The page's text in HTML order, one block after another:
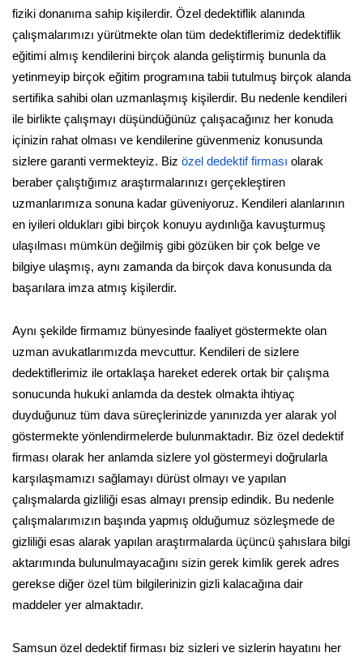
fiziki donanıma sahip kişilerdir. Özel dedektiflik alanında
çalışmalarımızı yürütmekte olan tüm dedektiflerimiz dedektiflik
eğitimi almış kendilerini birçok alanda geliştirmiş bununla da
yetinmeyip birçok eğitim programına tabii tutulmuş birçok alanda
sertifika sahibi olan uzmanlaşmış kişilerdir. Bu nedenle kendileri
ile birlikte çalışmayı düşündüğünüz çalışacağınız her konuda
içinizin rahat olması ve kendilerine güvenmeniz konusunda
sizlere garanti vermekteyiz. Biz özel dedektif firması olarak
beraber çalıştığımız araştırmalarınızı gerçekleştiren
uzmanlarımıza sonuna kadar güveniyoruz. Kendileri alanlarının
en iyileri oldukları gibi birçok konuyu aydınlığa kavuşturmuş
ulaşılması mümkün değilmiş gibi gözüken bir çok belge ve
bilgiye ulaşmış, aynı zamanda da birçok dava konusunda da
başarılara imza atmış kişilerdir.
Aynı şekilde firmamız bünyesinde faaliyet göstermekte olan
uzman avukatlarımızda mevcuttur. Kendileri de sizlere
dedektiflerimiz ile ortaklaşa hareket ederek ortak bir çalışma
sonucunda hukuki anlamda da destek olmakta ihtiyaç
duyduğunuz tüm dava süreçlerinizde yanınızda yer alarak yol
göstermekte yönlendirmelerde bulunmaktadır. Biz özel dedektif
firması olarak her anlamda sizlere yol göstermeyi doğrularla
karşılaşmamızı sağlamayı dürüst olmayı ve yapılan
çalışmalarda gizliliği esas almayı prensip edindik. Bu nedenle
çalışmalarımızın başında yapmış olduğumuz sözleşmede de
gizliliği esas alarak yapılan araştırmalarda üçüncü şahıslara bilgi
aktarımında bulunulmayacağını sizin gerek kimlik gerek adres
gerekse diğer özel tüm bilgilerinizin gizli kalacağına dair
maddeler yer almaktadır.
Samsun özel dedektif firması biz sizleri ve sizlerin hayatını her